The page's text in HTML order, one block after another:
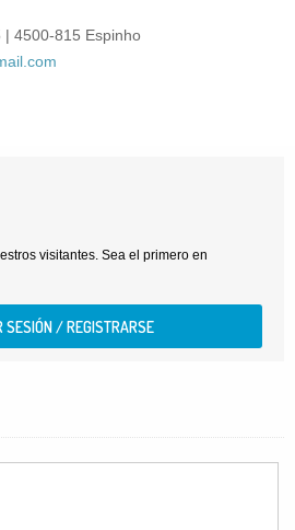
| 4500-815 Espinho
visitantes. Sea el primero en